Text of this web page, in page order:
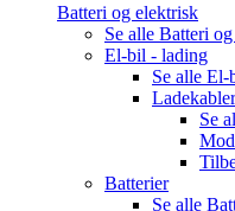
Batteri og elektrisk
Se alle Batteri
El-bil - lading
Se alle El-
Ladekabler
Se
Batterier
Se alle